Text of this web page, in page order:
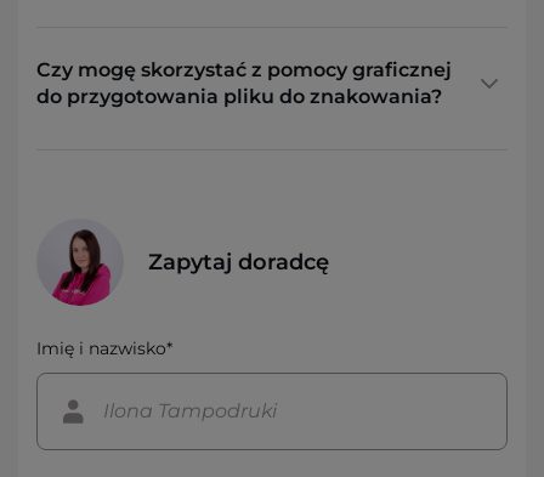
Czy mogę skorzystać z pomocy graficznej
do przygotowania pliku do znakowania?
Zapytaj doradcę
Imię i nazwisko*